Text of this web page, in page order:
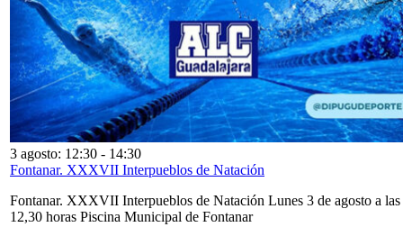
3 agosto: 12:30 - 14:30
Fontanar. XXXVII Interpueblos de Natación
Fontanar. XXXVII Interpueblos de Natación Lunes 3 de agosto a las
12,30 horas Piscina Municipal de Fontanar